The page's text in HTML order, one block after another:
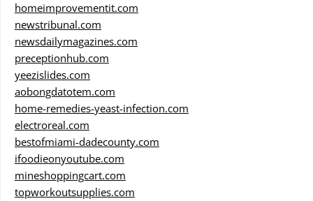
homeimprovementit.com
newstribunal.com
newsdailymagazines.com
preceptionhub.com
yeezislides.com
aobongdatotem.com
home-remedies-yeast-infection.com
electroreal.com
bestofmiami-dadecounty.com
ifoodieonyoutube.com
mineshoppingcart.com
topworkoutsupplies.com